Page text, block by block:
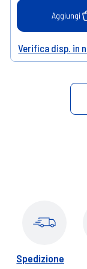
Aggiungi
Help
Verifica disp. in
Spedizione